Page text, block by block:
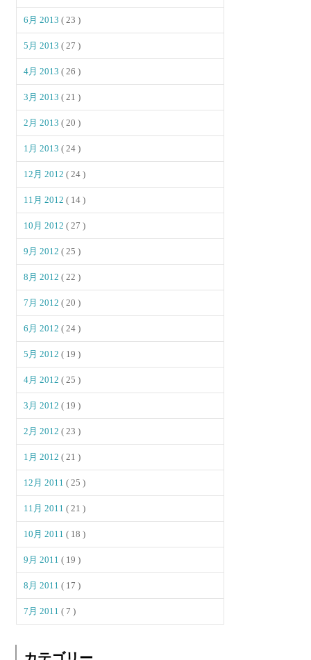
6月 2013( 23 )
5月 2013( 27 )
4月 2013( 26 )
3月 2013( 21 )
2月 2013( 20 )
1月 2013( 24 )
12月 2012( 24 )
11月 2012( 14 )
10月 2012( 27 )
9月 2012( 25 )
8月 2012( 22 )
7月 2012( 20 )
6月 2012( 24 )
5月 2012( 19 )
4月 2012( 25 )
3月 2012( 19 )
2月 2012( 23 )
1月 2012( 21 )
12月 2011( 25 )
11月 2011( 21 )
10月 2011( 18 )
9月 2011( 19 )
8月 2011( 17 )
7月 2011( 7 )